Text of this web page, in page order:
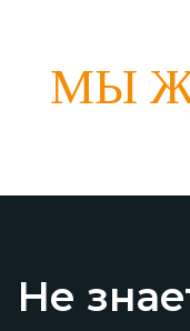
МЫ
Не